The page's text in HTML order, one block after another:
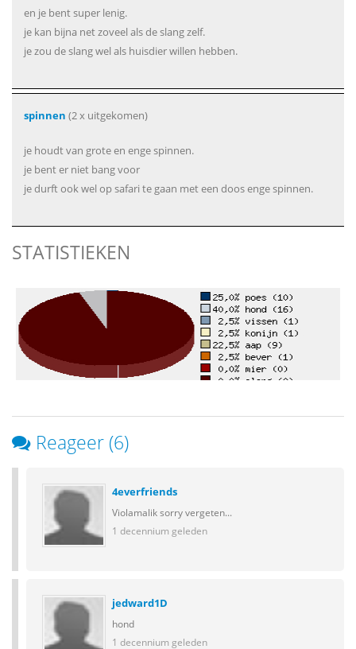
en je bent super lenig.
je kan bijna net zoveel als de slang zelf.
je zou de slang wel als huisdier willen hebben.
spinnen (2 x uitgekomen)
je houdt van grote en enge spinnen.
je bent er niet bang voor
je durft ook wel op safari te gaan met een doos enge spinnen.
STATISTIEKEN
Reageer (6)
4everfriends
Violamalik sorry vergeten...
1 decennium geleden
jedward1D
hond
1 decennium geleden